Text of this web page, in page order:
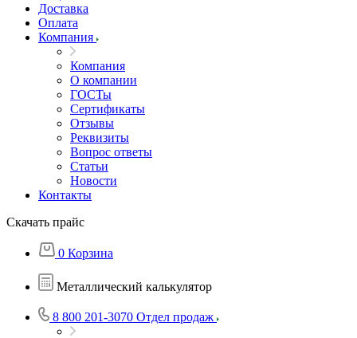
Доставка
Оплата
Компания
Компания
О компании
ГОСТы
Сертификаты
Отзывы
Реквизиты
Вопрос ответы
Статьи
Новости
Контакты
Скачать прайс
0 Корзина
Металлический калькулятор
8 800 201-3070 Отдел продаж